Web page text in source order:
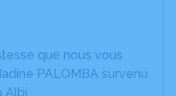
que nous vous
PALOMBA survenu
Albi.